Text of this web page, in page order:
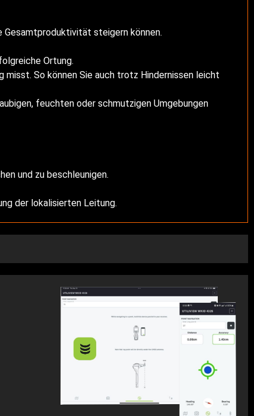
Gesamtproduktivität steigern können.
Ortung.
So können Sie auch trotz Hindernissen leicht
feuchten oder schmutzigen Umgebungen
und zu beschleunigen.
der lokalisierten Leitung.